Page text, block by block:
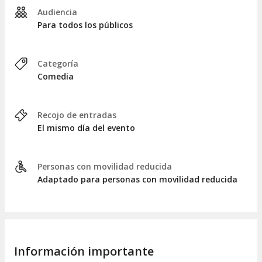
estás buscando un espectáculo con un contenido profundo,
una actuación potente y una atmósfera mágica, asegurá tus
entradas para esta miniserie teatral y descubrí cómo el teatro
Audiencia
Para todos los públicos
Categoría
Comedia
Recojo de entradas
El mismo día del evento
Personas con movilidad reducida
Adaptado para personas con movilidad reducida
Información importante